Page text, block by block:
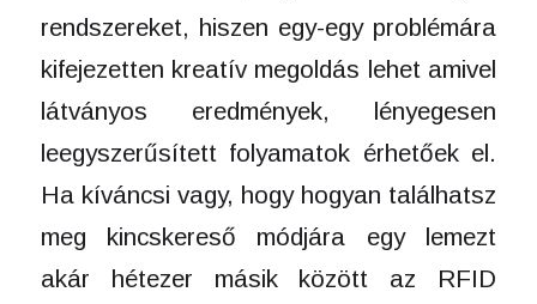
rendszereket, hiszen egy-egy problémára
kifejezetten kreatív megoldás lehet amivel
látványos eredmények, lényegesen
leegyszerűsített folyamatok érhetőek el.
Ha kíváncsi vagy, hogy hogyan találhatsz
meg kincskereső módjára egy lemezt
akár hétezer másik között az RFID